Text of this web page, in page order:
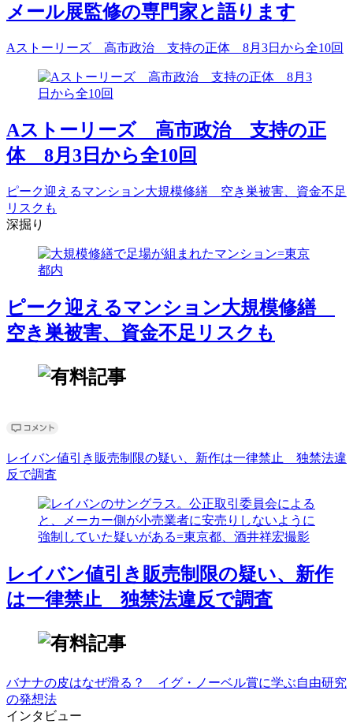
メール展監修の専門家と語ります
Aストーリーズ 高市政治 支持の正体 8月3日から全10回
Aストーリーズ 高市政治 支持の正
体 8月3日から全10回
ピーク迎えるマンション大規模修繕 空き巣被害、資金不足
リスクも
深掘り
ピーク迎えるマンション大規模修繕
空き巣被害、資金不足リスクも
レイバン値引き販売制限の疑い、新作は一律禁止 独禁法違
反で調査
レイバン値引き販売制限の疑い、新作
は一律禁止 独禁法違反で調査
バナナの皮はなぜ滑る？ イグ・ノーベル賞に学ぶ自由研究
の発想法
インタビュー